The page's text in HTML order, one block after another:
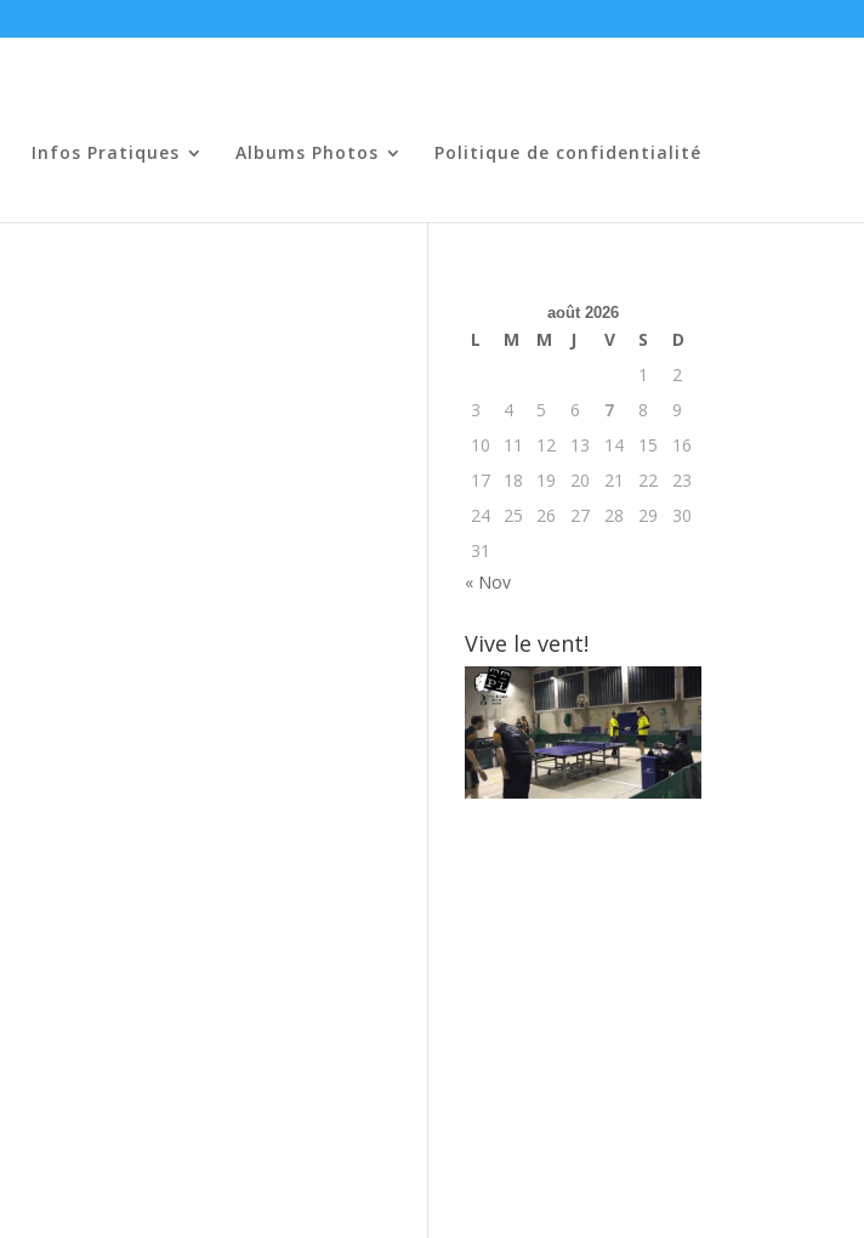
Infos Pratiques Albums Photos Politique de confidentialité
août 2026
L M M J V S
D
1
2
3
4 5 6 7 8
9
10
11 12 13 14 15
16
17
18 19 20 21 22
23
24
25 26 27 28 29
30
31
« Nov
Vive le vent!